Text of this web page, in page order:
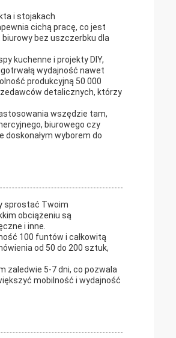
i stojakach
cichą pracę, co jest
bez uszczerbku dla
kuchenne i projekty DIY,
wydajność nawet
produkcyjną 50 000
detalicznych, którzy
wszędzie tam,
biurowego czy
doskonałym wyborem do
sprostać Twoim
obciążeniu są
i inne.
100 funtów i całkowitą
od 50 do 200 sztuk,
zaledwie 5-7 dni, co pozwala
mobilność i wydajność